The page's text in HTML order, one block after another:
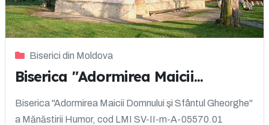
Biserici din Moldova
Biserica "Adormirea Maicii...
Biserica "Adormirea Maicii Domnului şi Sfântul Gheorghe"
a Mănăstirii Humor, cod LMI SV-II-m-A-05570.01